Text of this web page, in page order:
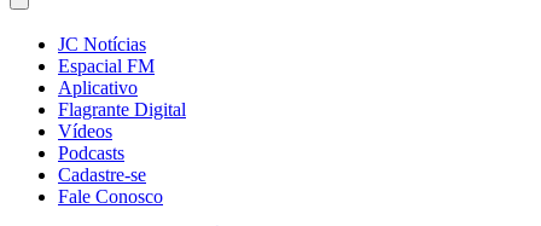
JC Notícias
Espacial FM
Aplicativo
Flagrante Digital
Vídeos
Podcasts
Cadastre-se
Fale Conosco